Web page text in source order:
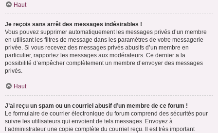
Haut
Je reçois sans arrêt des messages indésirables !
Vous pouvez supprimer automatiquement les messages privés d’un membre
en utilisant les filtres de message dans les paramètres de votre messagerie
privée. Si vous recevez des messages privés abusifs d’un membre en
particulier, rapportez les messages aux modérateurs. Ce dernier a la
possibilité d’empêcher complètement un membre d’envoyer des messages
privés.
Haut
J’ai reçu un spam ou un courriel abusif d’un membre de ce forum !
Le formulaire de courrier électronique du forum comprend des sécurités pour
suivre les utilisateurs qui envoient de tels messages. Envoyez à
l’administrateur une copie complète du courriel reçu. Il est très important